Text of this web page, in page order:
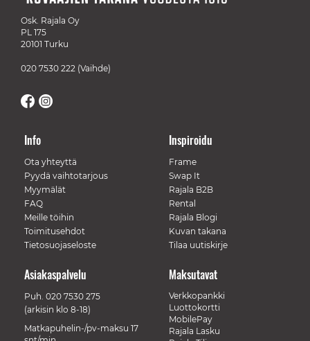
Osk. Rajala Oy
PL 175
20101 Turku
020 7530 222 (Vaihde)
Info
Ota yhteyttä
Pyydä vaihtotarjous
Myymälät
FAQ
Meille töihin
Toimitusehdot
Tietosuojaseloste
Inspiroidu
Frame
Swap It
Rajala B2B
Rental
Rajala Blogi
Kuvan takana
Tilaa uutiskirje
Maksutavat
Verkkopankki
Luottokortti
MobilePay
Rajala Lasku
Asiakaspalvelu
Puh. 020 7530 275
(arkisin klo 8-18)
Matkapuhelin-/pv-maksu 17